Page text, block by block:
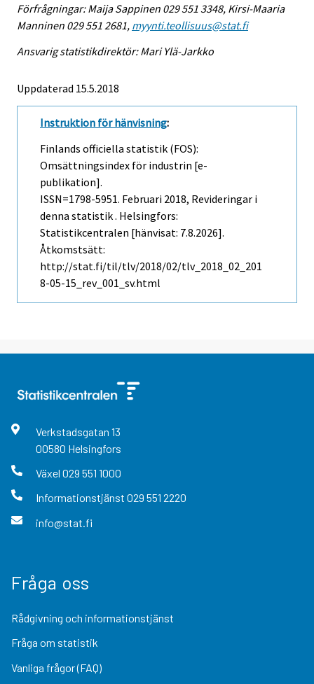
Förfrågningar: Maija Sappinen 029 551 3348, Kirsi-Maaria
Manninen 029 551 2681, myynti.teollisuus@stat.fi
Ansvarig statistikdirektör: Mari Ylä-Jarkko
Uppdaterad 15.5.2018
Instruktion för hänvisning:
Finlands officiella statistik (FOS):
Omsättningsindex för industrin [e-
publikation].
ISSN=1798-5951. Februari 2018, Revideringar i
denna statistik . Helsingfors:
Statistikcentralen [hänvisat: 7.8.2026].
Åtkomstsätt:
http://stat.fi/til/tlv/2018/02/tlv_2018_02_201
8-05-15_rev_001_sv.html
Verkstadsgatan 13
00580 Helsingfors
Växel 029 551 1000
Informationstjänst 029 551 2220
info@stat.fi
Fråga oss
Rådgivning och informationstjänst
Fråga om statistik
Vanliga frågor (FAQ)